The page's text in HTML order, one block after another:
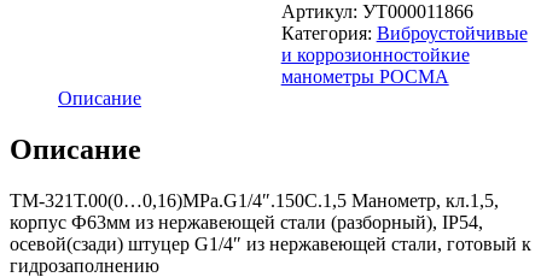
Артикул: УТ000011866
Категория: Виброустойчивые
и коррозионностойкие
манометры РОСМА
Описание
Описание
ТМ-321Т.00(0…0,16)MPa.G1/4″.150С.1,5 Манометр, кл.1,5,
корпус Ф63мм из нержавеющей стали (разборный), IP54,
осевой(сзади) штуцер G1/4″ из нержавеющей стали, готовый к
гидрозаполнению